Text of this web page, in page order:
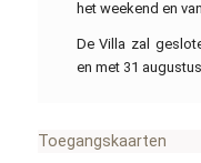
het weekend en
De Villa zal
en met 31
Toegangskaarten